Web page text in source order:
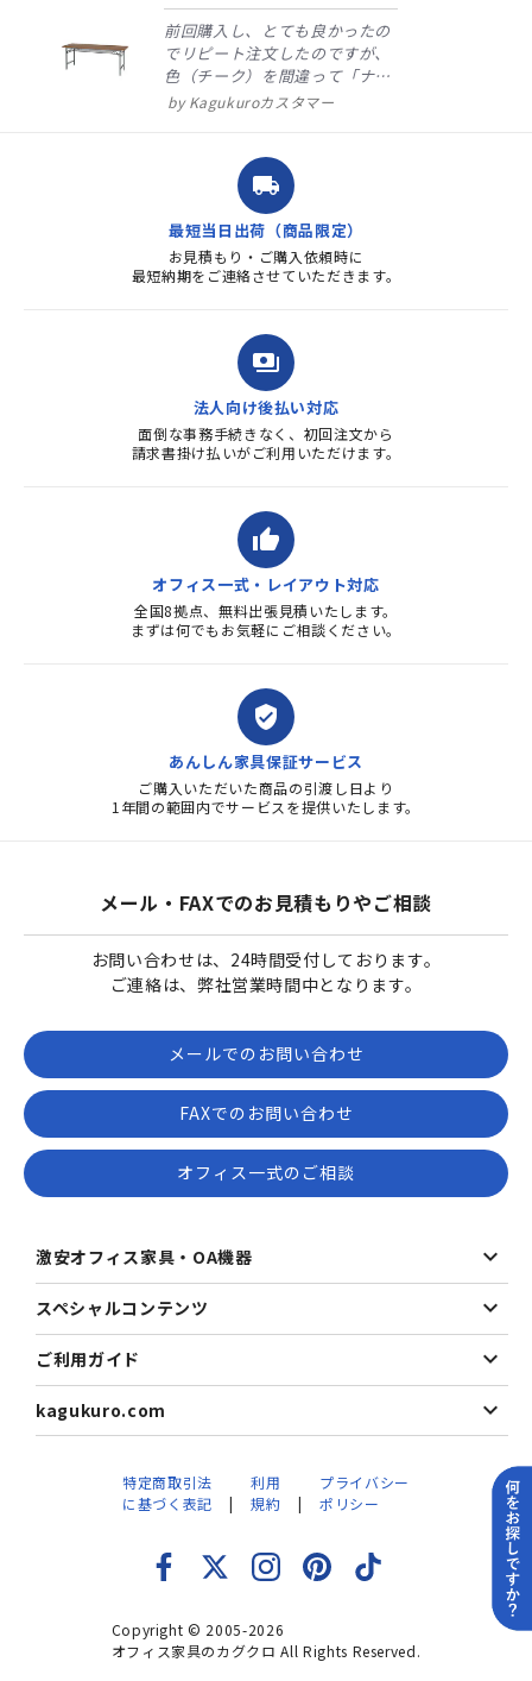
前回購入し、とても良かったの
でリピート注文したのですが、
色（チーク）を間違って「ナチ
ュラル」としてしまいました。
ました。商品到着も早く、品
質・使いやすさで満足していま
す。また、リピートするときは
よろしくお...
Kagukuroカスタマー
local_shipping
最短当日出荷（商品限定）
お見積もり・ご購入依頼時に
最短納期をご連絡させていただきます。
payments
法人向け後払い対応
面倒な事務手続きなく、初回注文から
請求書掛け払いがご利用いただけます。
thumb_up
オフィス一式・レイアウト対応
全国8拠点、無料出張見積いたします。
まずは何でもお気軽にご相談ください。
verified_user
あんしん家具保証サービス
ご購入いただいた商品の引渡し日より
1年間の範囲内でサービスを提供いたします。
メール・FAXでのお見積もりやご相談
お問い合わせは、24時間受付しております。
ご連絡は、弊社営業時間中となります。
メールでのお問い合わせ
FAXでのお問い合わせ
オフィス一式のご相談
激安オフィス家具・OA機器
スペシャルコンテンツ
ご利用ガイド
kagukuro.com
Copyright © 2005-2026
オフィス家具のカグクロ All Rights Reserved.
特定商取引法
に基づく表記
利用
規約
プライバシー
ポリシー